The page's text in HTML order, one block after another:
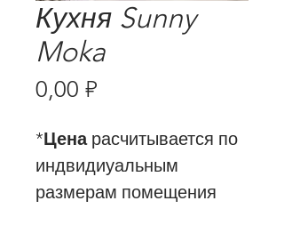
Кухня Sunny
Moka
0,00 ₽
*Ценарасчитывается по
индвидиуальным
размерам помещения